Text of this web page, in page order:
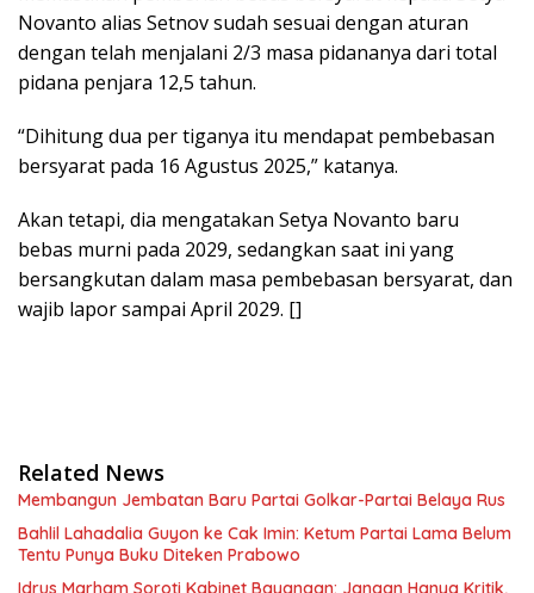
Novanto alias Setnov sudah sesuai dengan aturan
dengan telah menjalani 2/3 masa pidananya dari total
pidana penjara 12,5 tahun.
“Dihitung dua per tiganya itu mendapat pembebasan
bersyarat pada 16 Agustus 2025,” katanya.
Akan tetapi, dia mengatakan Setya Novanto baru
bebas murni pada 2029, sedangkan saat ini yang
bersangkutan dalam masa pembebasan bersyarat, dan
wajib lapor sampai April 2029. []
Related News
Membangun Jembatan Baru Partai Golkar-Partai Belaya Rus
Bahlil Lahadalia Guyon ke Cak Imin: Ketum Partai Lama Belum
Tentu Punya Buku Diteken Prabowo
Idrus Marham Soroti Kabinet Bayangan: Jangan Hanya Kritik,